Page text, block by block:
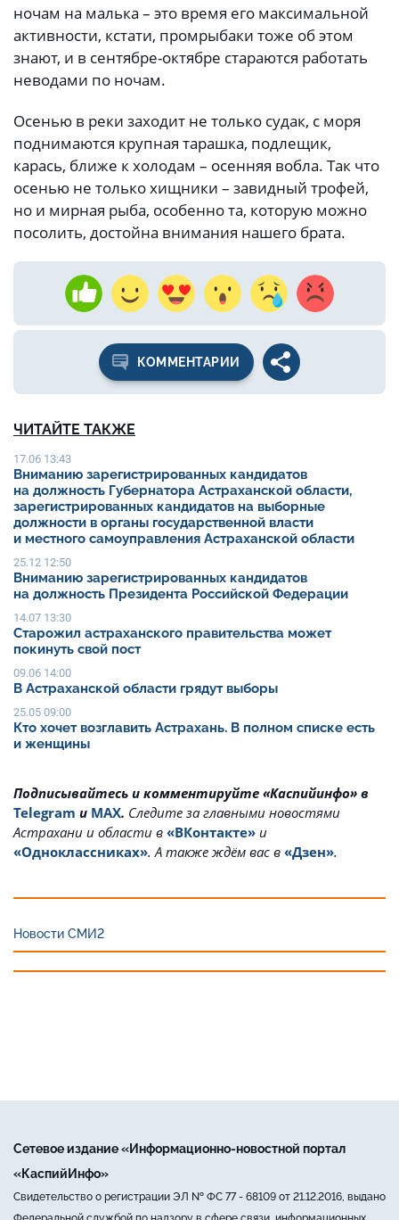
ночам на малька – это время его максимальной
активности, кстати, промрыбаки тоже об этом
знают, и в сентябре-октябре стараются работать
неводами по ночам.
Осенью в реки заходит не только судак, с моря
поднимаются крупная тарашка, подлещик,
карась, ближе к холодам – осенняя вобла. Так что
осенью не только хищники – завидный трофей,
но и мирная рыба, особенно та, которую можно
посолить, достойна внимания нашего брата.
КОММЕНТАРИИ
ЧИТАЙТЕ ТАКЖЕ
17.06 13:43
Вниманию зарегистрированных кандидатов
на должность Губернатора Астраханской области,
зарегистрированных кандидатов на выборные
должности в органы государственной власти
и местного самоуправления Астраханской области
25.12 12:50
Вниманию зарегистрированных кандидатов
на должность Президента Российской Федерации
14.07 13:30
Старожил астраханского правительства может
покинуть свой пост
09.06 14:00
В Астраханской области грядут выборы
25.05 09:00
Кто хочет возглавить Астрахань. В полном списке есть
и женщины
Подписывайтесь и комментируйте «Каспийинфо» в
Telegram и MAX. Cледите за главными новостями
Астрахани и области в «ВКонтакте» и
«Одноклассниках». А также ждём вас в «Дзен».
Новости СМИ2
Сетевое издание «Информационно-новостной портал
«КаспийИнфо»
Свидетельство о регистрации ЭЛ № ФС 77 - 68109 от 21.12.2016, выдано